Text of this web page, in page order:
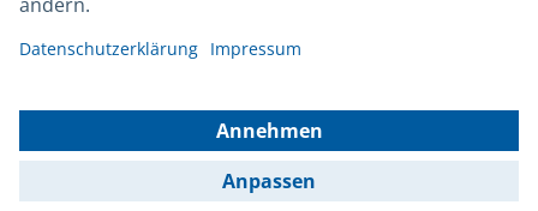
Leichte Sprache
Gebärdensprache
Kontakt